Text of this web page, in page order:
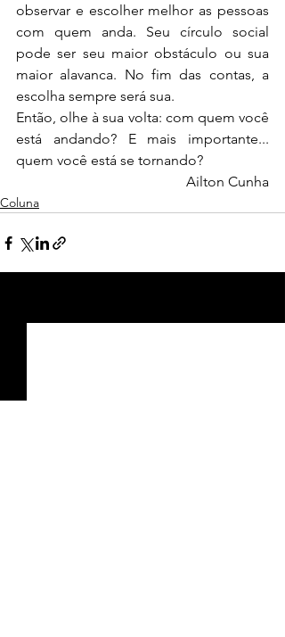
observar e escolher melhor as pessoas
com quem anda. Seu círculo social
pode ser seu maior obstáculo ou sua
maior alavanca. No fim das contas, a
escolha sempre será sua.
Então, olhe à sua volta: com quem você
está andando? E mais importante...
quem você está se tornando?
Ailton Cunha
Coluna